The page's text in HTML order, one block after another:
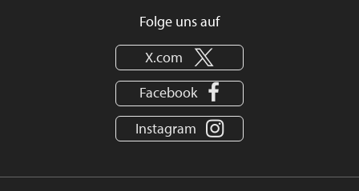
Folge uns auf
X.com
Facebook
Instagram